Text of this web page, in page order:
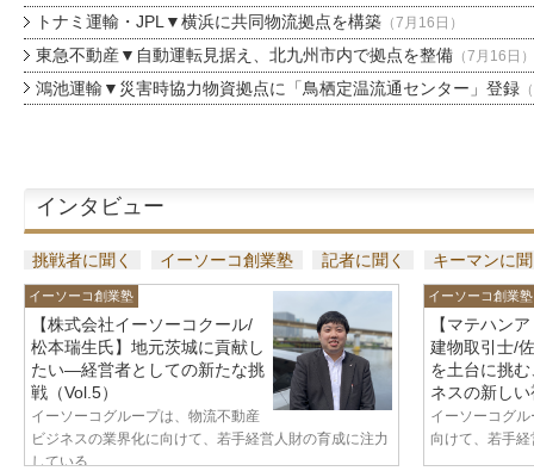
トナミ運輸・JPL▼横浜に共同物流拠点を構築（7月16日）
東急不動産▼自動運転見据え、北九州市内で拠点を整備（7月16日）
鴻池運輸▼災害時協力物資拠点に「鳥栖定温流通センター」登録
インタビュー
挑戦者に聞く イーソーコ創業塾 記者に聞く キーマンに
イーソーコ創業塾
【株式会社イーソーコクール/
松本瑞生氏】地元茨城に貢献し
たい—経営者としての新たな挑
戦（Vol.5）
イーソーコグループは、物流不動産
ビジネスの業界化に向けて、若手経営人財の育成に注力
している...
イーソーコ創業塾
【マテハン
建物取引士/
を土台に挑
ネスの新し
イーソーコグ
向けて、若手